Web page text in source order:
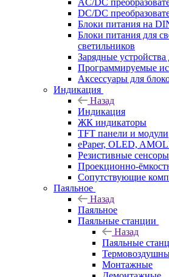
AC/DC
DC/DC
Блоки питания на
Блоки питания для
светильников
Зарядные устройства
Программируемые
Аксессуары для
Индикация
Назад
Индикация
ЖК индикаторы
TFT панели и модули
ePaper, OLED,
Резистивные сенсоры
Проекционно-
Сопутствующие
Паяльное
Назад
Паяльное
Паяльные станции
Назад
Паяльные
Монтажные